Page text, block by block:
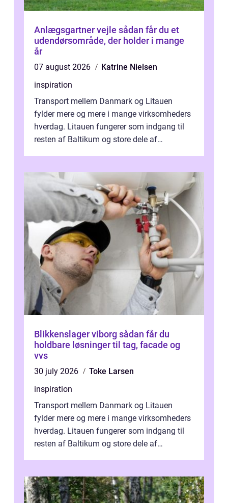
Anlægsgartner vejle sådan får du et
udendørsområde, der holder i mange
år
07 august 2026
Katrine Nielsen
inspiration
Transport mellem Danmark og Litauen
fylder mere og mere i mange virksomheders
hverdag. Litauen fungerer som indgang til
resten af Baltikum og store dele af
Blikkenslager viborg sådan får du
holdbare løsninger til tag, facade og
vvs
30 july 2026
Toke Larsen
inspiration
Transport mellem Danmark og Litauen
fylder mere og mere i mange virksomheders
hverdag. Litauen fungerer som indgang til
resten af Baltikum og store dele af